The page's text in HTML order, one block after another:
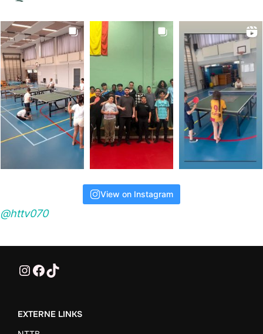
View on Instagram
@httv070
@HTTV070
HTTV-070
HTTV-070
EXTERNE LINKS